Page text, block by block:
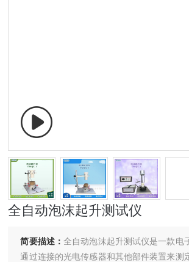
全自动泡沫起升测试仪
简要描述：全自动泡沫起升测试仪是一款电
通过连接的光电传感器和其他部件装置来测